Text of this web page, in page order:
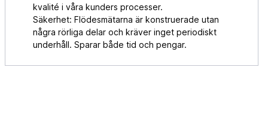
kvalité i våra kunders processer.
Säkerhet: Flödesmätarna är konstruerade utan
några rörliga delar och kräver inget periodiskt
underhåll. Sparar både tid och pengar.